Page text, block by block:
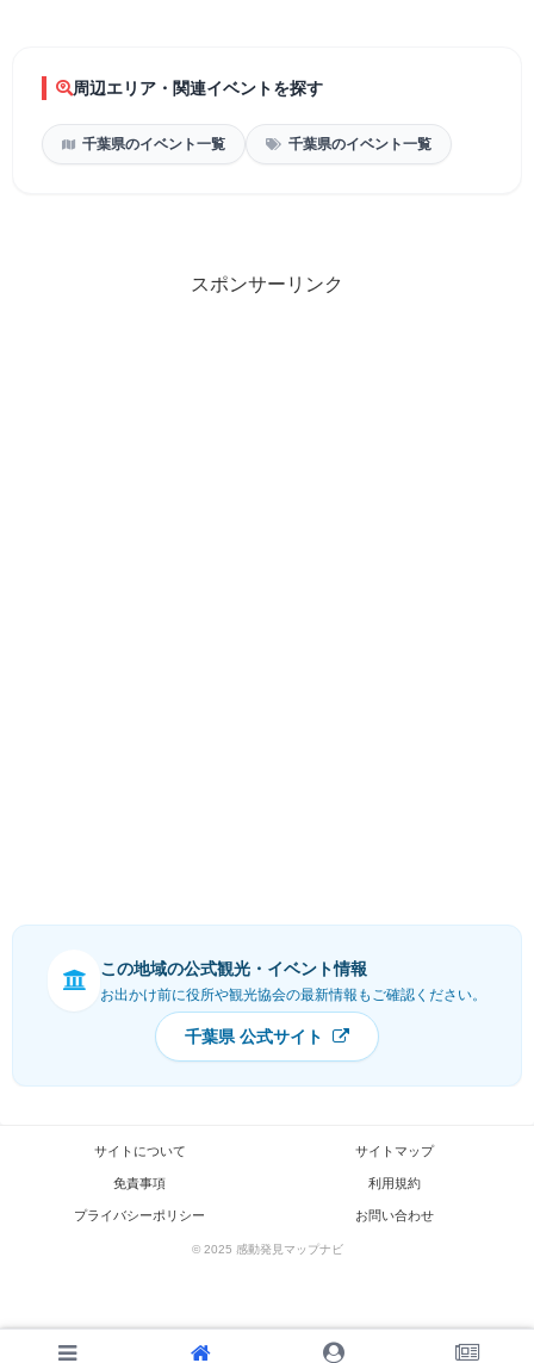
周辺エリア・関連イベントを探す
千葉県のイベント一覧 千葉県のイベント一覧
スポンサーリンク
この地域の公式観光・イベント情報
お出かけ前に役所や観光協会の最新情報もご確認ください。
千葉県 公式サイト
サイトについて サイトマップ
免責事項 利用規約
プライバシーポリシー お問い合わせ
© 2025 感動発見マップナビ